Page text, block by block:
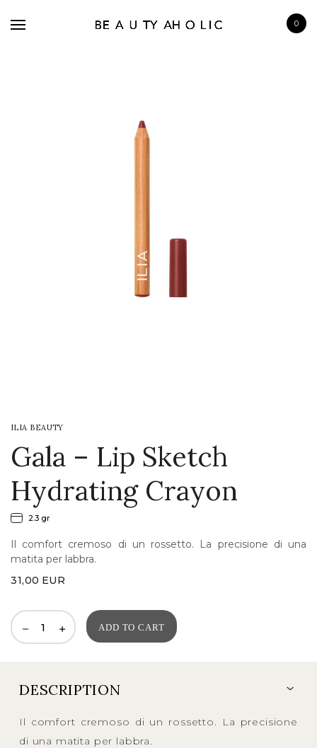
0
ILIA BEAUTY
Gala – Lip Sketch
Hydrating Crayon
2.3 gr
Il comfort cremoso di un rossetto. La precisione di una
matita per labbra.
31,00 EUR
ADD TO CART
DESCRIPTION
Il comfort cremoso di un rossetto. La precisione
di una matita per labbra.